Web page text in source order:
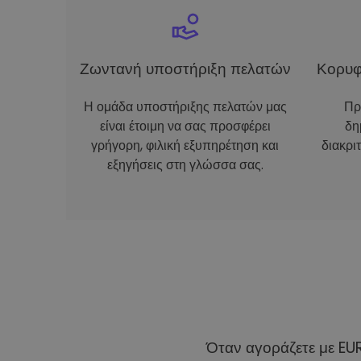
Ζωντανή υποστήριξη πελατών
Η ομάδα υποστήριξης πελατών μας
είναι έτοιμη να σας προσφέρει
γρήγορη, φιλική εξυπηρέτηση και
εξηγήσεις στη γλώσσα σας.
Όταν αγοράζετε με